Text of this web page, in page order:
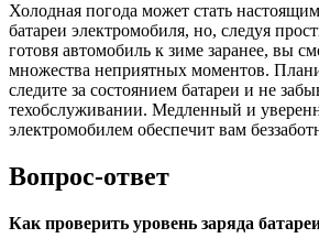
Холодная погода может стать
батареи электромобиля, но, следуя
готовя автомобиль к зиме заранее, вы
множества неприятных моментов.
следите за состоянием батареи и не
техобслуживании. Медленный и
электромобилем обеспечит вам
Вопрос-ответ
Как проверить уровень заряда